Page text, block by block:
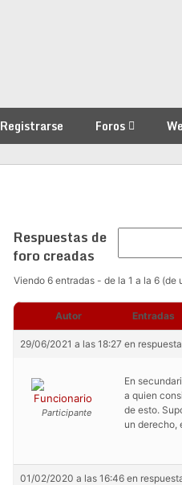
Registrarse Foros
Respuestas de
foro creadas
Viendo 6 entradas - de la 1 a la 6 (de
Autor Entradas
29/06/2021 a las 18:27 en
Funcionario
Participante
En
a quien
de esto.
un derecho,
01/02/2020 a las 16:46 en